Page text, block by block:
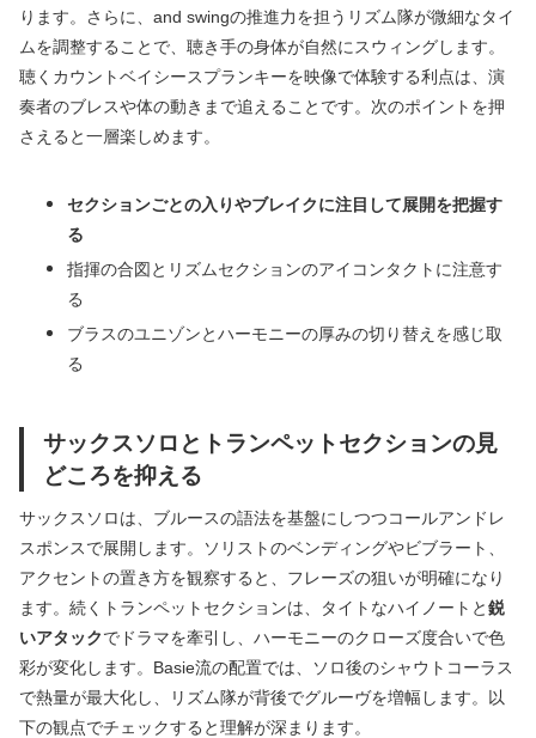
ります。さらに、and swingの推進力を担うリズム隊が微細なタイ
ムを調整することで、聴き手の身体が自然にスウィングします。
聴くカウントベイシースプランキーを映像で体験する利点は、演
奏者のブレスや体の動きまで追えることです。次のポイントを押
さえると一層楽しめます。
セクションごとの入りやブレイクに注目して展開を把握す
る
指揮の合図とリズムセクションのアイコンタクトに注意す
る
ブラスのユニゾンとハーモニーの厚みの切り替えを感じ取
る
サックスソロとトランペットセクションの見
どころを抑える
サックスソロは、ブルースの語法を基盤にしつつコールアンドレ
スポンスで展開します。ソリストのベンディングやビブラート、
アクセントの置き方を観察すると、フレーズの狙いが明確になり
ます。続くトランペットセクションは、タイトなハイノートと鋭
いアタックでドラマを牽引し、ハーモニーのクローズ度合いで色
彩が変化します。Basie流の配置では、ソロ後のシャウトコーラス
で熱量が最大化し、リズム隊が背後でグルーヴを増幅します。以
下の観点でチェックすると理解が深まります。